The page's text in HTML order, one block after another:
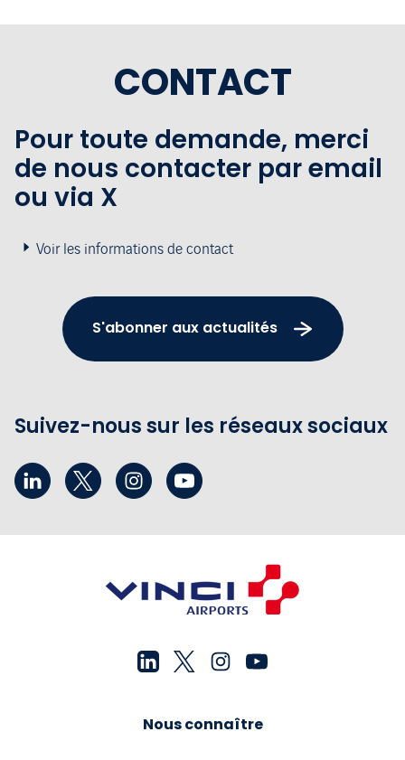
CONTACT
Pour toute demande, merci
de nous contacter par email
ou via X
Voir les informations de contact
S'abonner aux actualités
Suivez-nous sur les réseaux sociaux
Nous connaître